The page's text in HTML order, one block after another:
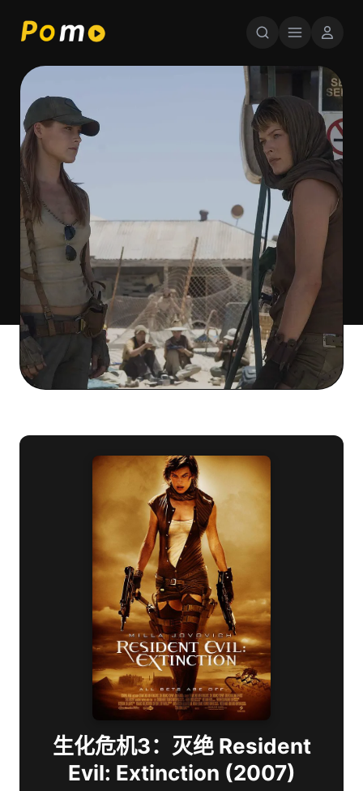
生化危机3：灭绝 Resident
Evil: Extinction (2007)